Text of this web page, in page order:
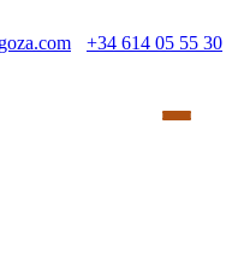
+34 614 05 55 30